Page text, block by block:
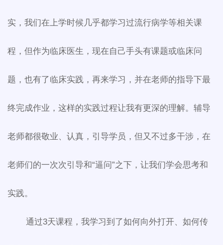
实，我们在上学时候几乎都学习过流行病学等相关课
程，但作为临床医生，现在自己手头有课题或临床问
题，也有了临床实践，再来学习，并在老师的指导下最
终完成作业，这样的实践过程让我有更深的理解。辅导
老师都很敬业、认真，引导学员，但又不过多干涉，在
老师们的一次次引导和“逼问”之下，让我们学会思考和
实践。
通过3天课程，我学习到了如何向外打开、如何传